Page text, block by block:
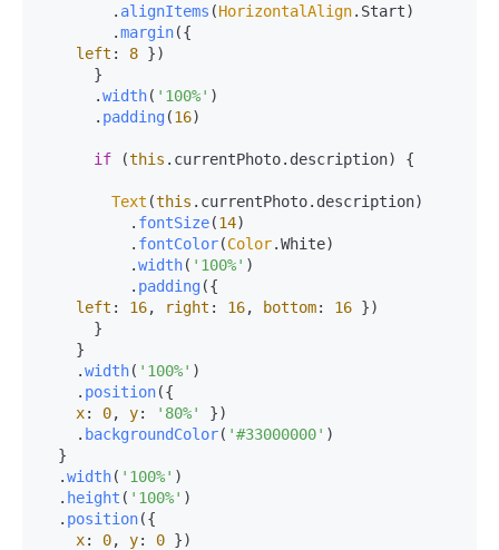
        .
alignItems (HorizontalAlign. Start)
        .
margin({
left : 8 })
      .
width( '100%' )
      .
padding (16)
if (this . currentPhoto. description) {
Text (this . currentPhoto. description)
          .
fontSize(14)
          .
fontColor(Color.White)
          .
width( '100%' )
          .
padding ({
left : 16, right : 16, bottom: 16 })
    .
width( '100%' )
    .
position({
x: 0, y: '80%'
})
    .
backgroundColor( '#33000000' )
  .
width( '100%' )
  .
height ( '100%' )
  .
position({
x: 0, y: 0 })